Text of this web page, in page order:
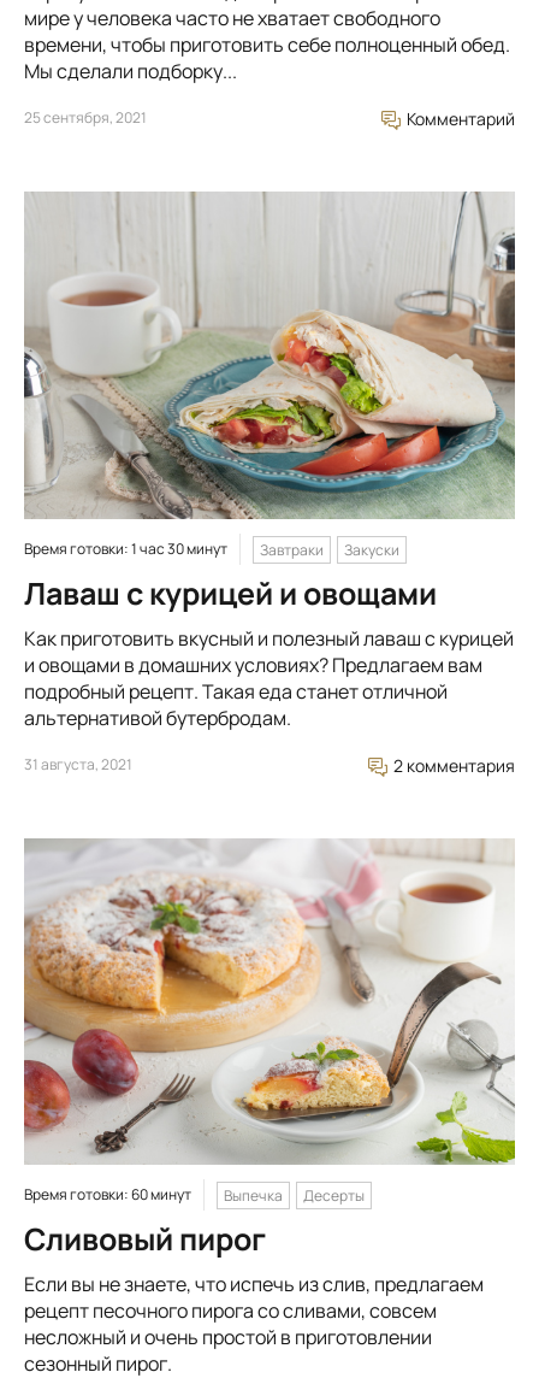
мире у человека часто не хватает свободного
времени, чтобы приготовить себе полноценный обед.
Мы сделали подборку...
25 сентября, 2021 Комментарий
Время готовки: 1 час 30 минут Завтраки Закуски
Лаваш с курицей и овощами
Как приготовить вкусный и полезный лаваш с курицей
и овощами в домашних условиях? Предлагаем вам
подробный рецепт. Такая еда станет отличной
альтернативой бутербродам.
31 августа, 2021 2 комментария
Время готовки: 60 минут Выпечка Десерты
Сливовый пирог
Если вы не знаете, что испечь из слив, предлагаем
рецепт песочного пирога со сливами, совсем
несложный и очень простой в приготовлении
сезонный пирог.